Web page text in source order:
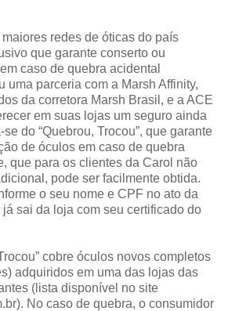
redes de óticas do país
que garante conserto ou
caso de quebra acidental
uma parceria com a Marsh Affinity,
da corretora Marsh Brasil, e a ACE
em suas lojas um seguro ainda
do “Quebrou, Trocou”, que garante
de óculos em caso de quebra
que para os clientes da Carol não
pode ser facilmente obtida.
o seu nome e CPF no ato da
sai da loja com seu certificado do
cobre óculos novos completos
adquiridos em uma das lojas das
(lista disponível no site
No caso de quebra, o consumidor